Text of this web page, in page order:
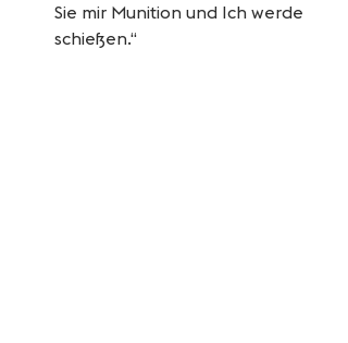
Sie mir Munition und Ich werde
schießen.“